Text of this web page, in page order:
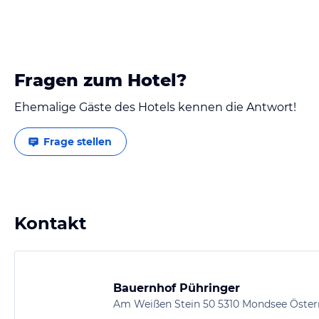
Fragen zum Hotel?
Ehemalige Gäste des Hotels kennen die Antwort!
Frage stellen
Kontakt
Bauernhof Pühringer
Am Weißen Stein 50 5310 Mondsee